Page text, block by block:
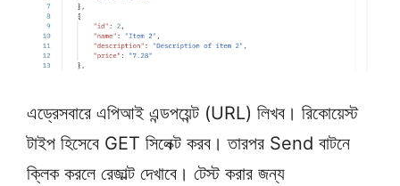
এড্রেসবারে এপিআই এন্ডপয়েন্ট (URL) লিখব। রিকোয়েস্ট
টাইপ হিসেবে GET সিলেক্ট করব। তারপর Send বাটনে
ক্লিক করলে রেজাল্ট দেখাবে। টেস্ট করার জন্য